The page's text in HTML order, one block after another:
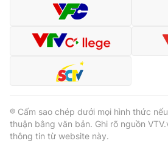
® Cấm sao chép dưới mọi hình thức
thuận bằng văn bản. Ghi rõ nguồn
thông tin từ website này.